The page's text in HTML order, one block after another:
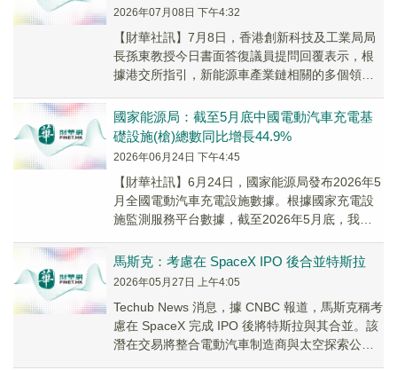
2026年07月08日 下午4:32
【財華社訊】7月8日，香港創新科技及工業局局
長孫東教授今日書面答復議員提問回覆表示，根
據港交所指引，新能源車產業鏈相關的多個領域
發相...
國家能源局：截至5月底中國電動汽車充電基
礎設施(槍)總數同比增長44.9%
2026年06月24日 下午4:45
【財華社訊】6月24日，國家能源局發布2026年5
月全國電動汽車充電設施數據。根據國家充電設
施監測服務平台數據，截至2026年5月底，我國
馬斯克：考慮在 SpaceX IPO 後合並特斯拉
2026年05月27日 上午4:05
Techub News 消息，據 CNBC 報道，馬斯克稱考
慮在 SpaceX 完成 IPO 後將特斯拉與其合並。該
潛在交易將整合電動汽車制造商與太空探索公